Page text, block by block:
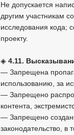
Не допускается
другим участникам
исследования кода;
проекту.
◈4.11.
— Запрещена
использованию, за
— Запрещено
контента,
— Запрещено
законодательство,